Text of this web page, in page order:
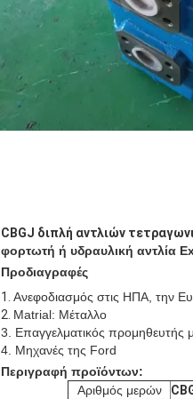
CBGJ διπλή αντλιών
φορτωτή ή υδραυλική αντλία
Προδιαγραφές
1. Ανεφοδιασμός στις ΗΠΑ, την
2. Matrial: Μέταλλο
3. Επαγγελματικός προμηθευτής
4. Μηχανές της Ford
Περιγραφή προϊόντων:
Αριθμός μερών